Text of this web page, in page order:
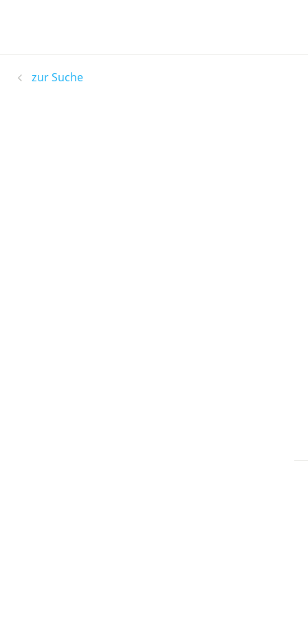
zur Suche